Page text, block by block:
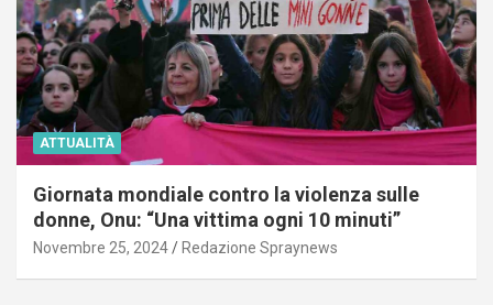
ATTUALITÀ
Giornata mondiale contro la violenza sulle
donne, Onu: “Una vittima ogni 10 minuti”
Novembre 25, 2024 Redazione Spraynews